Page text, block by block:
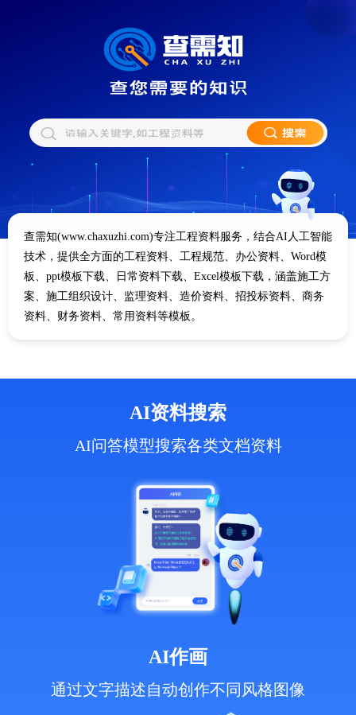
查需知(www.chaxuzhi.com)专注工程资料服务，结合AI人工智能
技术，提供全方面的工程资料、工程规范、办公资料、Word模
板、ppt模板下载、日常资料下载、Excel模板下载，涵盖施工方
案、施工组织设计、监理资料、造价资料、招投标资料、商务
资料、财务资料、常用资料等模板。
AI资料搜索
AI问答模型搜索各类文档资料
AI作画
通过文字描述自动创作不同风格图像